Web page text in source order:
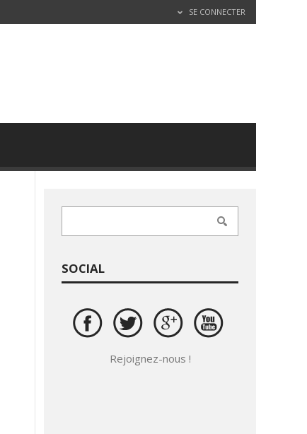
SE CONNECTER
SOCIAL
Rejoignez-nous !